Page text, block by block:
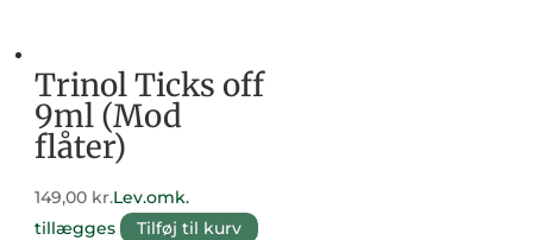
Trinol Ticks off
9ml (Mod
flåter)
149,00 kr.Lev.omk.
tillægges
Tilføj til kurv